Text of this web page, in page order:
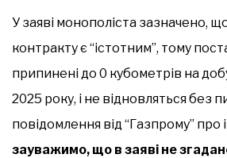
У заяві монополіста зазначено,
контракту є “істотним”, тому
припинені до 0 кубометрів на
2025 року, і не відновляться без
повідомлення від “Газпрому” про
зауважимо, що в заяві не